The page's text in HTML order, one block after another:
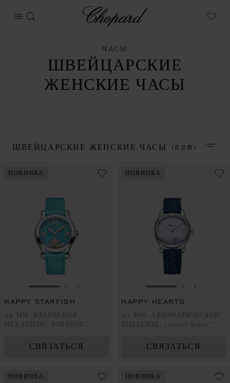
ОТКРЫТЬ МЕНЮ
ПОИСК
Chopard
My
ЧАСЫ
ШВЕЙЦАРСКИЕ
ЖЕНСКИЕ ЧАСЫ
ШВЕЙЦАРСКИЕ ЖЕНСКИЕ ЧАСЫ(228)
НОВИНКА
ПЕРЕЙТИ К СЛАЙДУ 1
ПЕРЕЙТИ К СЛАЙДУ 2
ПЕРЕЙТИ К СЛАЙДУ 3
HAPPY STARFISH
36 ММ, КВАРЦЕВЫЙ
МЕХАНИЗМ, ЭТИЧНОЕ
STEEL™, БРИЛЛИАНТЫ
СВЯЗАТЬСЯ
НОВИНКА
ПЕРЕЙТИ К
HAPPY HEARTS
33 ММ, АВТОМАТИЧЕСКИЙ
ПОДЗАВОД, LUCENT STEEL™,
СВЯЗАТЬСЯ
НОВИНКА НОВИНКА